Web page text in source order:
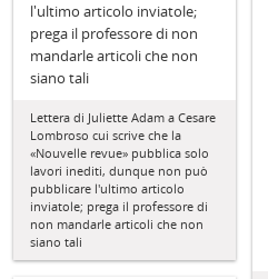
l'ultimo articolo inviatole;
prega il professore di non
mandarle articoli che non
siano tali
Lettera di Juliette Adam a Cesare
Lombroso cui scrive che la
«Nouvelle revue» pubblica solo
lavori inediti, dunque non può
pubblicare l'ultimo articolo
inviatole; prega il professore di
non mandarle articoli che non
siano tali